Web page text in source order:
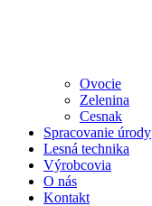
Ovocie
Zelenina
Cesnak
Spracovanie úrody
Lesná technika
Výrobcovia
O nás
Kontakt